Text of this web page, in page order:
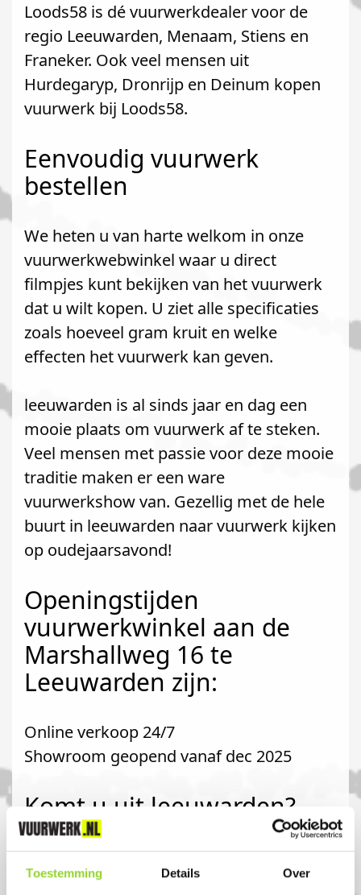
Toestemming Details Over
Loods58 is dé vuurwerkdealer voor de
regio Leeuwarden, Menaam, Stiens en
Franeker. Ook veel mensen uit
Hurdegaryp, Dronrijp en Deinum kopen
vuurwerk bij Loods58.
Eenvoudig vuurwerk
bestellen
We heten u van harte welkom in onze
vuurwerkwebwinkel waar u direct
filmpjes kunt bekijken van het vuurwerk
dat u wilt kopen. U ziet alle specificaties
zoals hoeveel gram kruit en welke
effecten het vuurwerk kan geven.
leeuwarden is al sinds jaar en dag een
mooie plaats om vuurwerk af te steken.
Veel mensen met passie voor deze mooie
traditie maken er een ware
vuurwerkshow van. Gezellig met de hele
buurt in leeuwarden naar vuurwerk kijken
op oudejaarsavond!
Openingstijden
vuurwerkwinkel aan de
Marshallweg 16 te
Leeuwarden zijn:
Online verkoop 24/7
Showroom geopend vanaf dec 2025
Komt u uit leeuwarden?
Koop uw vuurwerk dan bij Loods58 in
Leeuwarden. U bent van harte welkom! U